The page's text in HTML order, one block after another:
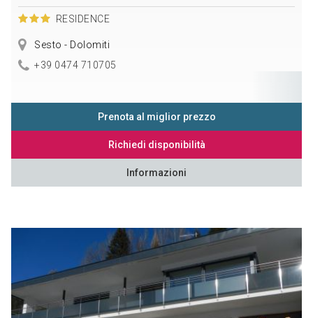
RESIDENCE
Sesto - Dolomiti
+39 0474 710705
Prenota al miglior prezzo
Richiedi disponibilità
Informazioni